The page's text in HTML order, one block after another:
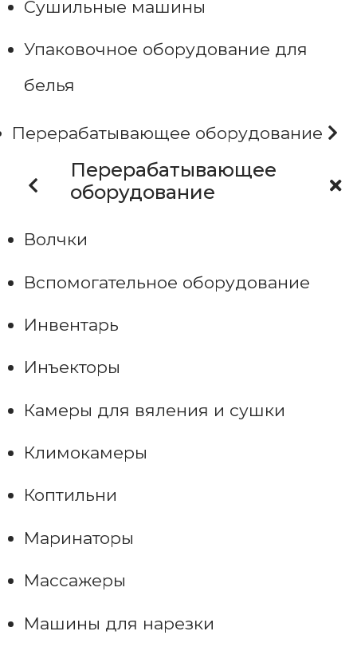
Сушильные машины
Упаковочное оборудование для
белья
Перерабатывающее оборудование
Перерабатывающее
оборудование
Волчки
Вспомогательное оборудование
Инвентарь
Инъекторы
Камеры для вяления и сушки
Климокамеры
Коптильни
Маринаторы
Массажеры
Машины для нарезки